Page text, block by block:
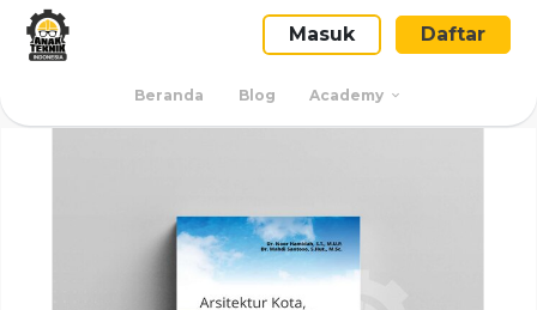
Beranda Blog Academy
Masuk Daftar